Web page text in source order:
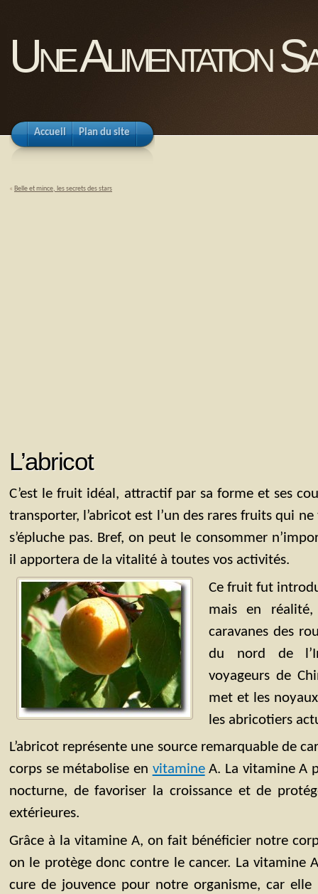
Une Alimentation
Accueil Plan du site
« Belle et mince, les secrets des stars
L’abricot
C’est le fruit idéal, attractif par sa forme et ses
transporter, l’abricot est l’un des rares fruits qui
s’épluche pas. Bref, on peut le consommer
il apportera de la vitalité à toutes vos activités.
Ce fruit fut
mais en
caravanes des
du nord de
voyageurs de
met et les
les abricotiers
L’abricot représente une source remarquable de
corps se métabolise en vitamineA. La vitamine A
nocturne, de favoriser la croissance et de
extérieures.
Grâce à la vitamine A, on fait bénéficier notre
on le protège donc contre le cancer. La vitamine
cure de jouvence pour notre organisme, car